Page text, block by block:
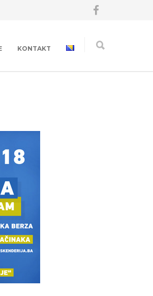
KONTAKT